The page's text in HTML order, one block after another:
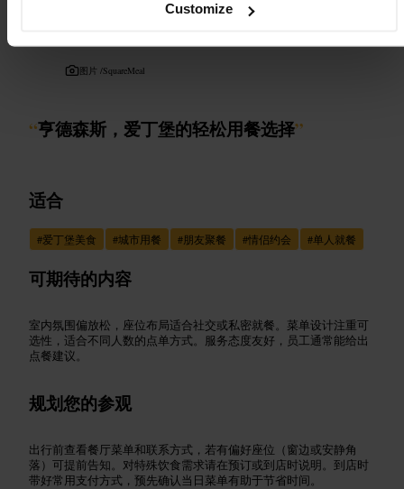
Customize
图片 /SquareMeal
“亨德森斯，爱丁堡的轻松用餐选择”
适合
#爱丁堡美食 #城市用餐 #朋友聚餐 #情侣约会 #单人就餐
可期待的内容
室内氛围偏放松，座位布局适合社交或私密就餐。菜单设计注重可
选性，适合不同人数的点单方式。服务态度友好，员工通常能给出
点餐建议。
规划您的参观
出行前查看餐厅菜单和联系方式，若有偏好座位（窗边或安静角
落）可提前告知。对特殊饮食需求请在预订或到店时说明。到店时
带好常用支付方式，预先确认当日菜单有助于节省时间。